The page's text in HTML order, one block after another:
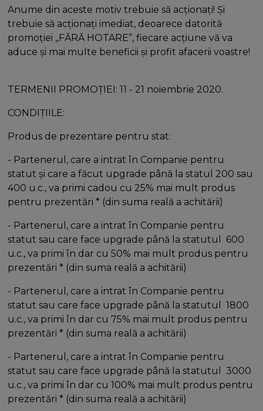
Anume din aceste motiv trebuie să acționați! Și
trebuie să acționați imediat, deoarece datorită
promoției „FĂRĂ HOTARE”, fiecare acțiune vă va
aduce și mai multe beneficii și profit afacerii voastre!
TERMENII PROMOȚIEI: 11 - 21 noiembrie 2020.
CONDIȚIILE:
Produs de prezentare pentru stat:
- Partenerul, care a intrat în Companie pentru
statut și care a făcut upgrade până la statul 200 sau
400 u.c., va primi cadou cu 25% mai mult produs
pentru prezentări * (din suma reală a achitării)
- Partenerul, care a intrat în Companie pentru
statut sau care face upgrade până la statutul ​ 600
u.c., va primi în dar cu 50% mai mult produs pentru
prezentări * (din suma reală a achitării)
- Partenerul, care a intrat în Companie pentru
statut sau care face upgrade până la statutul ​ 1800
u.c., va primi în dar cu 75% mai mult produs pentru
prezentări * (din suma reală a achitării)
- Partenerul, care a intrat în Companie pentru
statut sau care face upgrade până la statutul ​ 3000
u.c., va primi în dar cu 100% mai mult produs pentru
prezentări * (din suma reală a achitării)